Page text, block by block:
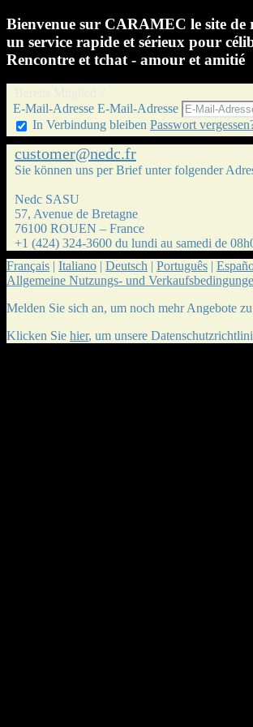
Bienvenue sur CARAMEC le site
un service rapide et sérieux pour
Rencontre et tchat - amour et amitié
E-Mail-Adresse E-Mail-Adresse
In Verbindung bleiben Passwort
customer@nedc.fr
Sie können uns per Brief unter folgender
Nedc SASU
57, Avenue de Bretagne
76100 ROUEN – France
+1 (424) 324-3600 du lundi au samedi de
Français | Italiano | Deutsch | Português |
Allgemeine Nutzungs- und
Melden Sie sich an, um noch mehr Angebote
Klicken Sie hier, um unsere